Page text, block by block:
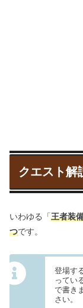
クエスト解
いわゆる「王者装
つです。
登場す
ってい
で書き
さい。